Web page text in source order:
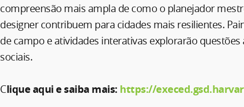
compreensão mais ampla de como o planejador
designer contribuem para cidades mais resilientes.
de campo e atividades interativas explorarão
sociais.
Clique aqui e saiba mais: https://